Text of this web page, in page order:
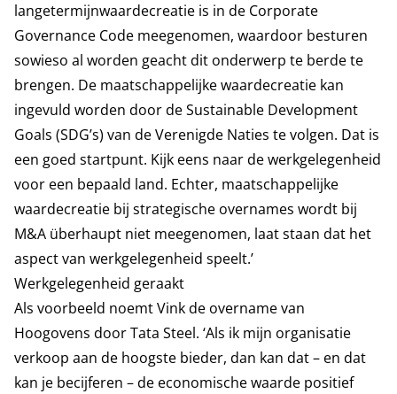
langetermijnwaardecreatie is in de Corporate
Governance Code meegenomen, waardoor besturen
sowieso al worden geacht dit onderwerp te berde te
brengen. De maatschappelijke waardecreatie kan
ingevuld worden door de Sustainable Development
Goals (SDG’s) van de Verenigde Naties te volgen. Dat is
een goed startpunt. Kijk eens naar de werkgelegenheid
voor een bepaald land. Echter, maatschappelijke
waardecreatie bij strategische overnames wordt bij
M&A überhaupt niet meegenomen, laat staan dat het
aspect van werkgelegenheid speelt.’
Werkgelegenheid geraakt
Als voorbeeld noemt Vink de overname van
Hoogovens door Tata Steel. ‘Als ik mijn organisatie
verkoop aan de hoogste bieder, dan kan dat – en dat
kan je becijferen – de economische waarde positief